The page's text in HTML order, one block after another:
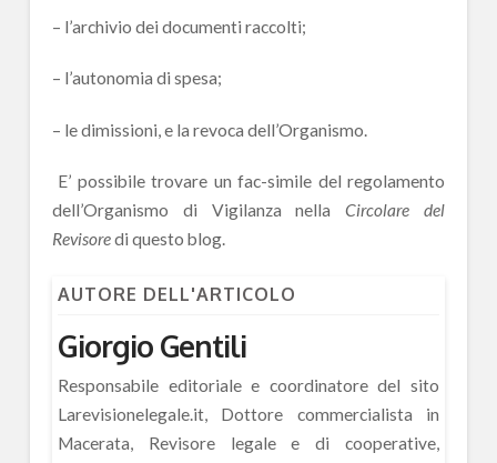
– l’archivio dei documenti raccolti;
– l’autonomia di spesa;
– le dimissioni, e la revoca dell’Organismo.
E’ possibile trovare un fac-simile del regolamento
dell’Organismo di Vigilanza nellaCircolare del
Revisoredi questo blog.
AUTORE DELL'ARTICOLO
Giorgio Gentili
Responsabile editoriale e coordinatore del sito
Larevisionelegale.it, Dottore commercialista in
Macerata, Revisore legale e di cooperative,